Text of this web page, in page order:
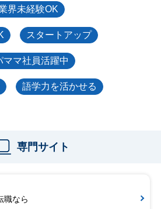
界未経験OK
スタートアップ
ママ社員活躍中
語学力を活かせる
専門サイト
職なら